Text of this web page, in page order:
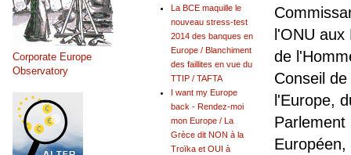
l'ONU aux
de
Conseil de
l'Europe,
Parlement
Européen,
La BCE maquille le
nouveau stress-test
2014 des banques en
Europe / Blanchiment
des faillites en vue du
TTIP / TAFTA
I want my Europe
back - Rendez-moi
mon Europe / La
Grèce dit NON à la
Troïka et OUI à
Corporate Europe
Observatory